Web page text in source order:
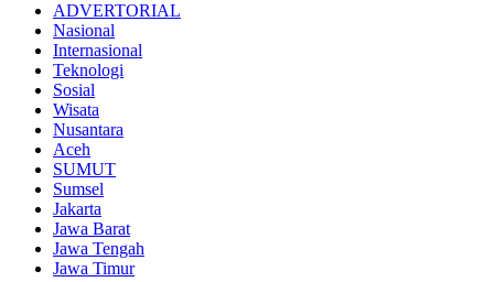
ADVERTORIAL
Nasional
Internasional
Teknologi
Sosial
Wisata
Nusantara
Aceh
SUMUT
Sumsel
Jakarta
Jawa Barat
Jawa Tengah
Jawa Timur